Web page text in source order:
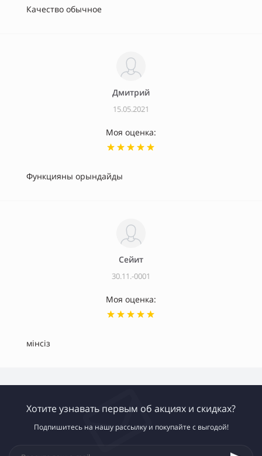
Качество обычное
Дмитрий
15.05.2021
Моя оценка:
Функцияны орындайды
Сейит
30.11.-0001
Моя оценка:
мінсіз
Хотите узнавать первым об акциях и скидках?
Подпишитесь на нашу рассылку и покупайте с выгодой!